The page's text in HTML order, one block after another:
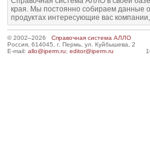
края. Мы постоянно собираем данные
продуктах интересующие вас
© 2002–2026 Справочная система АЛЛО
Россия, 614045, г. Пермь, ул. Куйбышева, 2
E-mail: allo@iperm.ru; editor@iperm.ru